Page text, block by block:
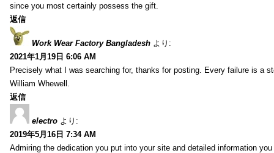
since you most certainly possess the gift.
返信
Work Wear Factory Bangladesh より:
2021年1月19日 6:06 AM
Precisely what I was searching for, thanks for posting. Every failure is a
William Whewell.
返信
electro より:
2019年5月16日 7:34 AM
Admiring the dedication you put into your site and detailed information you